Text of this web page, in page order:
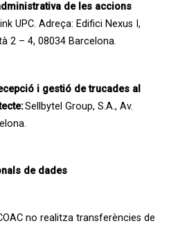
de les accions
UPC. Adreça: Edifici Nexus I,
2 – 4, 08034 Barcelona.
i gestió de trucades al
Sellbytel Group, S.A., Av.
de dades
no realitza transferències de